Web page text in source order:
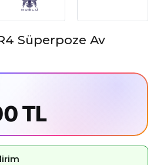
Süperpoze Av
TL